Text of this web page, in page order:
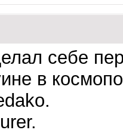
себе
в